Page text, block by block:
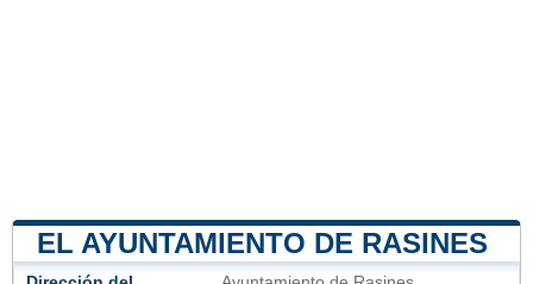
EL AYUNTAMIENTO DE RASINES